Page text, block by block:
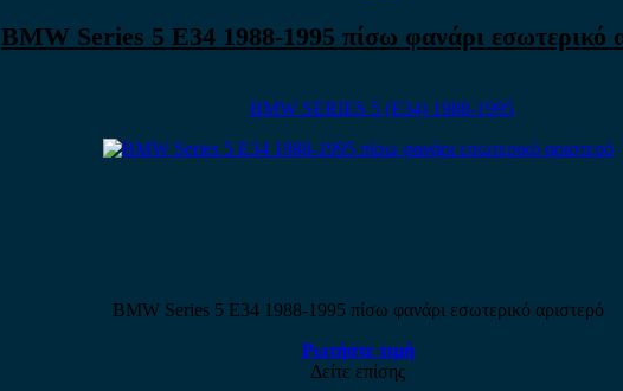
BMW Series 5 E34 1988-1995 πίσω φανάρι εσωτερικό
BMW SERIES 5 (E34) 1988-1995
BMW Series 5 E34 1988-1995 πίσω φανάρι εσωτερικό αριστερό
Ρωτήστε τιμή
Δείτε επίσης